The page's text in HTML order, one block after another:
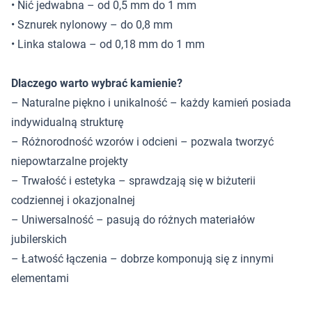
• Nić jedwabna – od 0,5 mm do 1 mm
• Sznurek nylonowy – do 0,8 mm
• Linka stalowa – od 0,18 mm do 1 mm
Dlaczego warto wybrać kamienie?
– Naturalne piękno i unikalność – każdy kamień posiada
indywidualną strukturę
– Różnorodność wzorów i odcieni – pozwala tworzyć
niepowtarzalne projekty
– Trwałość i estetyka – sprawdzają się w biżuterii
codziennej i okazjonalnej
– Uniwersalność – pasują do różnych materiałów
jubilerskich
– Łatwość łączenia – dobrze komponują się z innymi
elementami